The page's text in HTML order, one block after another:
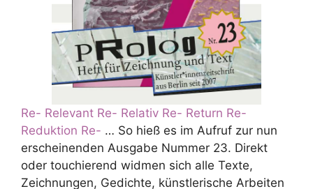
Re- Relevant Re- Relativ Re- Return Re-
Reduktion Re- … So hieß es im Aufruf zur nun
erscheinenden Ausgabe Nummer 23. Direkt
oder touchierend widmen sich alle Texte,
Zeichnungen, Gedichte, künstlerische Arbeiten